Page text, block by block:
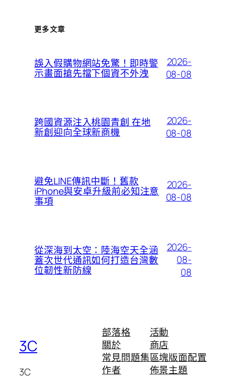
更多文章
誤入假購物網站免驚！即時警
示畫面搶先擋下個資不外洩
2026-
08-08
跨國資源注入桃園青創 在地
新創迎向全球新商機
2026-
08-08
避免LINE傳訊中斷！舊款
iPhone與安卓升級前必知注意
事項
2026-
08-08
從深海到太空：陸海空天全涵
蓋次世代通訊如何打造台灣數
位韌性新防線
2026-
08-
08
3C
3C
部落格
關於
常見問題集
作者
活動
商店
區塊版面配置
佈景主題